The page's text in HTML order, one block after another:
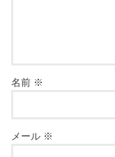
名前 ※
メール ※